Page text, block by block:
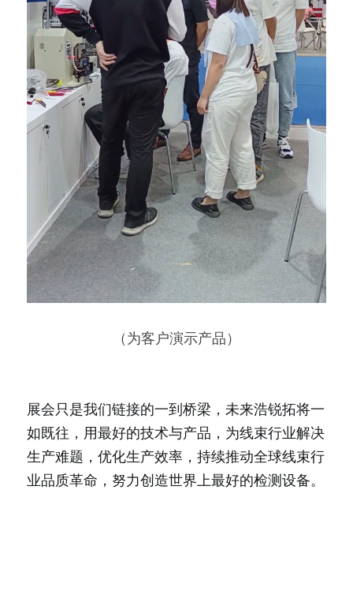
（为客户演示产品）
展会只是我们链接的一到桥梁，未来浩锐拓将一
如既往，用最好的技术与产品，为线束行业解决
生产难题，优化生产效率，持续推动全球线束行
业品质革命，努力创造世界上最好的检测设备。